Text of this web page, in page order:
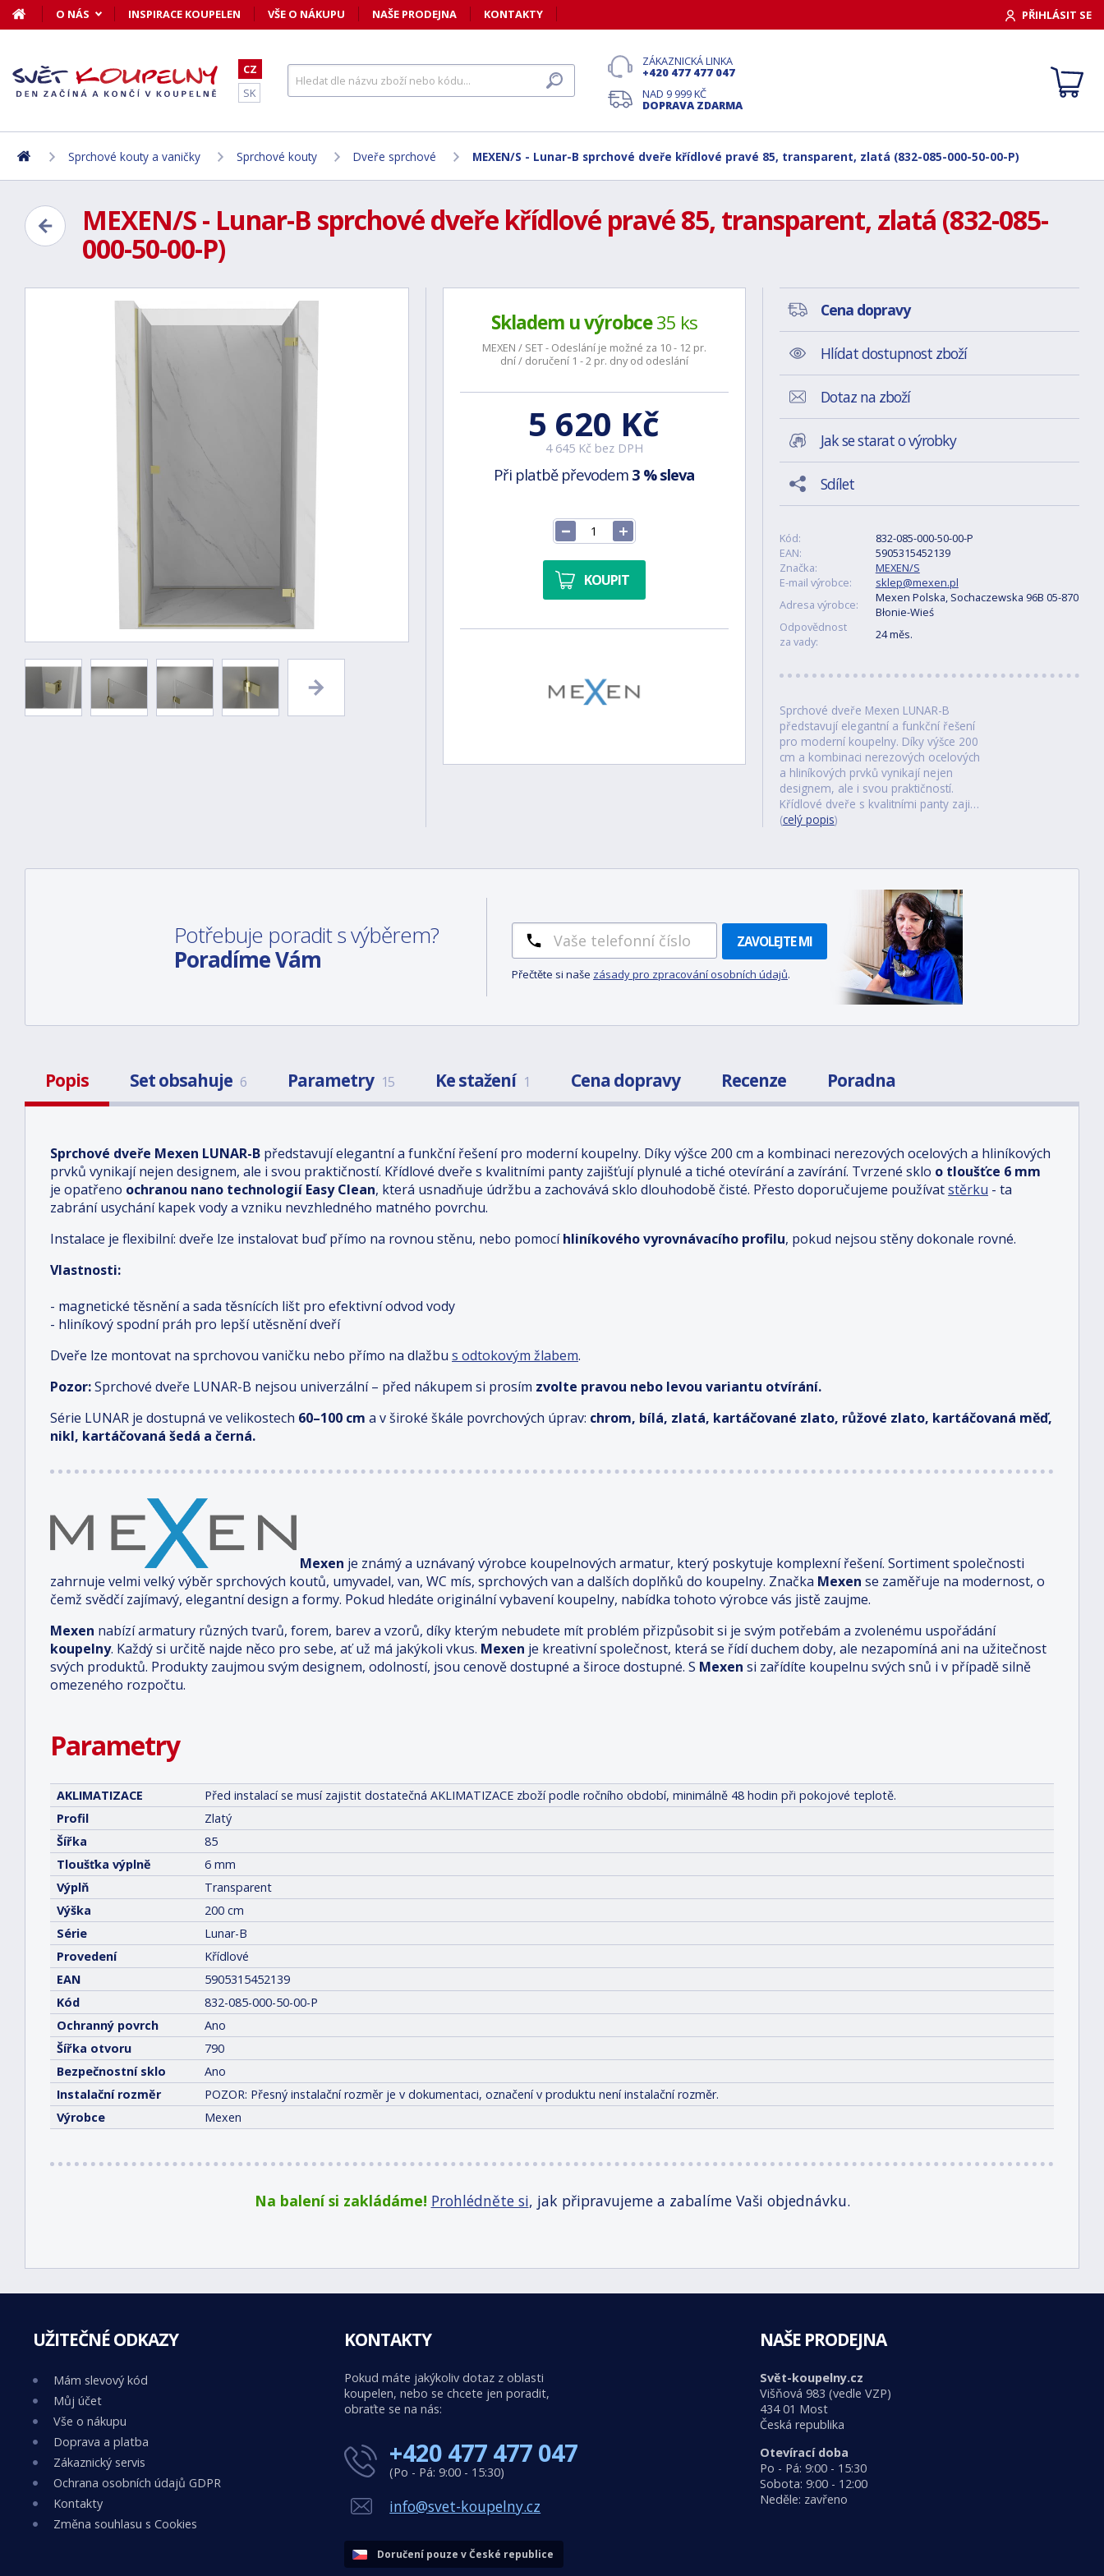
O NÁS INSPIRACE KOUPELEN VŠE O NÁKUPU NAŠE PRODEJNA KONTAKTY PŘIHLÁSIT SE
CZ
SK
ZÁKAZNICKÁ LINKA
+420 477 477 047
NAD 9 999 KČ
DOPRAVA ZDARMA
Sprchové kouty a vaničky Sprchové kouty Dveře sprchové MEXEN/S - Lunar-B sprchové dveře křídlové pravé 85, transparent, zlatá (832-085-000-50-00-P)
MEXEN/S - Lunar-B sprchové dveře křídlové pravé 85, transparent, zlatá (832-085-
000-50-00-P)
Skladem u výrobce35 ks
MEXEN / SET - Odeslání je možné za 10 - 12 pr.
dní / doručení 1 - 2 pr. dny od odeslání
5 620 Kč
4 645 Kč bez DPH
Při platbě převodem 3 % sleva
KOUPIT
Cena dopravy
Hlídat dostupnost zboží
Dotaz na zboží
Jak se starat o výrobky
Sdílet
Kód:
832-085-000-50-00-P
EAN:
5905315452139
Značka:
MEXEN/S
E-mail výrobce:
sklep@mexen.pl
Adresa výrobce:
Mexen Polska, Sochaczewska 96B 05-870
Błonie-Wieś
Odpovědnost
za vady:
24 měs.
Sprchové dveře Mexen LUNAR-B
představují elegantní a funkční řešení
pro moderní koupelny. Díky výšce 200
cm a kombinaci nerezových ocelových
a hliníkových prvků vynikají nejen
designem, ale i svou praktičností.
Křídlové dveře s kvalitními panty zaji…
(celý popis)
Potřebuje poradit s výběrem?
Poradíme Vám
ZAVOLEJTE MI
Přečtěte si naše zásady pro zpracování osobních údajů.
Popis Set obsahuje 6 Parametry 15 Ke stažení 1 Cena dopravy Recenze Poradna
Sprchové dveře Mexen LUNAR-B představují elegantní a funkční řešení pro moderní koupelny. Díky výšce 200 cm a kombinaci nerezových ocelových a hliníkových
prvků vynikají nejen designem, ale i svou praktičností. Křídlové dveře s kvalitními panty zajišťují plynulé a tiché otevírání a zavírání. Tvrzené sklo o tloušťce 6 mm
je opatřeno ochranou nano technologií Easy Clean, která usnadňuje údržbu a zachovává sklo dlouhodobě čisté. Přesto doporučujeme používatstěrku - ta
zabrání usychání kapek vody a vzniku nevzhledného matného povrchu.
Instalace je flexibilní: dveře lze instalovat buď přímo na rovnou stěnu, nebo pomocí hliníkového vyrovnávacího profilu, pokud nejsou stěny dokonale rovné.
Vlastnosti:
- magnetické těsnění a sada těsnících lišt pro efektivní odvod vody
- hliníkový spodní práh pro lepší utěsnění dveří
Dveře lze montovat na sprchovou vaničku nebo přímo na dlažbu s odtokovým žlabem.
Pozor:Sprchové dveře LUNAR-B nejsou univerzální – před nákupem si prosím zvolte pravou nebo levou variantu otvírání.
Série LUNAR je dostupná ve velikostech 60–100 cm a v široké škále povrchových úprav: chrom, bílá, zlatá, kartáčované zlato, růžové zlato, kartáčovaná měď,
nikl, kartáčovaná šedá a černá.
Mexen je známý a uznávaný výrobce koupelnových armatur, který poskytuje komplexní řešení. Sortiment společnosti
zahrnuje velmi velký výběr sprchových koutů, umyvadel, van, WC mís, sprchových van a dalších doplňků do koupelny. Značka Mexen se zaměřuje na modernost, o
čemž svědčí zajímavý, elegantní design a formy. Pokud hledáte originální vybavení koupelny, nabídka tohoto výrobce vás jistě zaujme.
Mexen nabízí armatury různých tvarů, forem, barev a vzorů, díky kterým nebudete mít problém přizpůsobit si je svým potřebám a zvolenému uspořádání
koupelny. Každý si určitě najde něco pro sebe, ať už má jakýkoli vkus. Mexen je kreativní společnost, která se řídí duchem doby, ale nezapomíná ani na užitečnost
svých produktů. Produkty zaujmou svým designem, odolností, jsou cenově dostupné a široce dostupné. S Mexen si zařídíte koupelnu svých snů i v případě silně
omezeného rozpočtu.
Parametry
AKLIMATIZACE
Před instalací se musí zajistit dostatečná AKLIMATIZACE zboží podle ročního období, minimálně 48 hodin při pokojové teplotě.
Profil
Zlatý
Šířka
85
Tloušťka výplně
6 mm
Výplň
Transparent
Výška
200 cm
Série
Lunar-B
Provedení
Křídlové
EAN
5905315452139
Kód
832-085-000-50-00-P
Ochranný povrch
Ano
Šířka otvoru
790
Bezpečnostní sklo
Ano
Instalační rozměr
POZOR: Přesný instalační rozměr je v dokumentaci, označení v produktu není instalační rozměr.
Výrobce
Mexen
Na balení si zakládáme! Prohlédněte si, jak připravujeme a zabalíme Vaši objednávku.
UŽITEČNÉ ODKAZY
Mám slevový kód
Můj účet
Vše o nákupu
Doprava a platba
Zákaznický servis
Ochrana osobních údajů GDPR
Kontakty
Změna souhlasu s Cookies
KONTAKTY
Pokud máte jakýkoliv dotaz z oblasti
koupelen, nebo se chcete jen poradit,
obraťte se na nás:
+420 477 477 047
(Po - Pá: 9:00 - 15:30)
info@svet-koupelny.cz
Doručení pouze v České republice
NAŠE PRODEJNA
Svět-koupelny.cz
Višňová 983 (vedle VZP)
434 01 Most
Česká republika
Otevírací doba
Po - Pá: 9:00 - 15:30
Sobota: 9:00 - 12:00
Neděle: zavřeno